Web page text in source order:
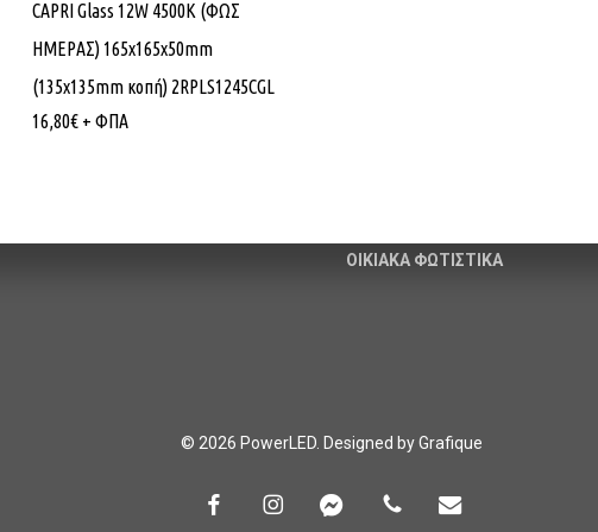
CAPRI Glass 12W 4500K (ΦΩΣ
ΗΜΕΡΑΣ) 165x165x50mm
(135x135mm κοπή) 2RPLS1245CGL
16,80€ + ΦΠΑ
Χονδρικό εμπόριο Λαμπτήρων,
Φωτισμού και Ηλεκτρολογικού υλικού.
6ο χλμ Ξάνθης – Λεύκης – Τ.Κ. 67100
info@powerled.gr
ΟΙΚΙΑΚΑ ΦΩΤΙΣΤΙΚΑ
© 2026 PowerLED. Designed byGrafique
facebookinstagrammessengerphone email